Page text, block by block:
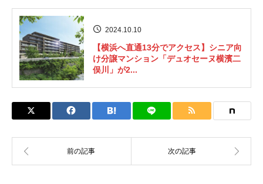
2024.10.10
【横浜へ直通13分でアクセス】シニア向
け分譲マンション「デュオセーヌ横濱二
俣川」が2...